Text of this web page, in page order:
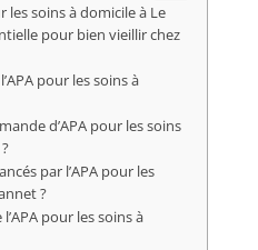
les soins à domicile à Le
pour bien vieillir chez
pour les soins à
d’APA pour les soins
par l’APA pour les
?
pour les soins à